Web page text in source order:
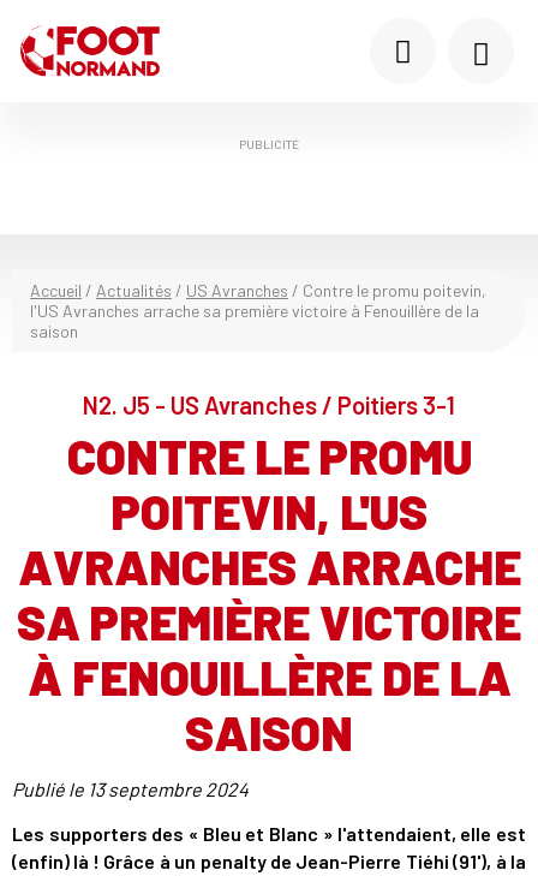
PUBLICITÉ
Accueil / Actualités / US Avranches / Contre le promu poitevin,
l'US Avranches arrache sa première victoire à Fenouillère de la
saison
N2. J5 - US Avranches / Poitiers 3-1
CONTRE LE PROMU
POITEVIN, L'US
AVRANCHES ARRACHE
SA PREMIÈRE VICTOIRE
À FENOUILLÈRE DE LA
SAISON
Publié le 13 septembre 2024
Les supporters des « Bleu et Blanc » l'attendaient, elle est
(enfin) là ! Grâce à un penalty de Jean-Pierre Tiéhi (91'), à la